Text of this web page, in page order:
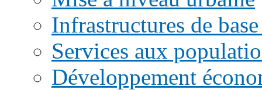
Infrastructures de
Services aux
Développement